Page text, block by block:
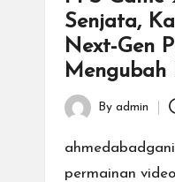
rtSenjata,
Next-Gen
Mengubah
Posted
by
By admin
permainan